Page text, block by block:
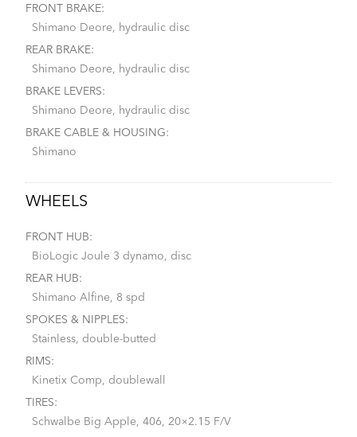
FRONT BRAKE:
Shimano Deore, hydraulic disc
REAR BRAKE:
Shimano Deore, hydraulic disc
BRAKE LEVERS:
Shimano Deore, hydraulic disc
BRAKE CABLE & HOUSING:
Shimano
WHEELS
FRONT HUB:
BioLogic Joule 3 dynamo, disc
REAR HUB:
Shimano Alfine, 8 spd
SPOKES & NIPPLES:
Stainless, double-butted
RIMS:
Kinetix Comp, doublewall
TIRES:
Schwalbe Big Apple, 406, 20×2.15 F/V